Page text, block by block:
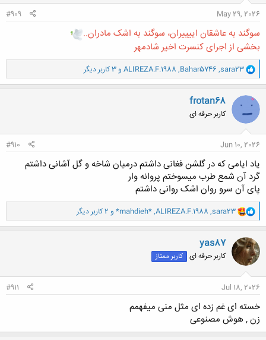
May 29, 2026
#909
سوگند به عاشقان اییییران، سوگند به اشک مادران..
بخشی از اجرای کنسرت اخیر شادمهر
و
ا
ک
ن
ش
ه
ا
sara23
,
Bahar5746
,
ALIREZA.F.1988 و 3 کاربر دیگر
frotan68
کاربر حرفه ای
Jun 10, 2026
#910
یاد ایامی که در گلشن فغانی داشتم درمیان شاخه و گل آشانی داشتم
گرد آن شمع طرب میسوختم پروانه وار
پای آن سرو روان اشک روانی داشتم
و
ا
ک
ن
ش
ه
:
sara23
,
ALIREZA.F.1988
,
*mahdieh* و 2 کاربر دیگر
yas87
کاربر حرفه ای کاربر ممتاز
Jul 18, 2026
#911
خسته ای غم زده ای مثل منی میفهمم
زن , هوش مصنوعی